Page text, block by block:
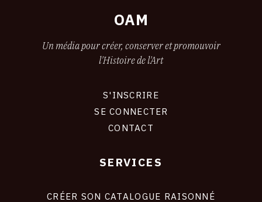
OAM
Un média pour créer, conserver et promouvoir
l'Histoire de l'Art
S'INSCRIRE
SE CONNECTER
CONTACT
SERVICES
CRÉER SON CATALOGUE RAISONNÉ